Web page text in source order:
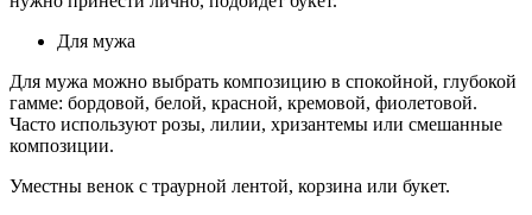
Для мужа
Для мужа можно выбрать композицию в спокойной, глубокой
гамме: бордовой, белой, красной, кремовой, фиолетовой.
Часто используют розы, лилии, хризантемы или смешанные
композиции.
Уместны венок с траурной лентой, корзина или букет.